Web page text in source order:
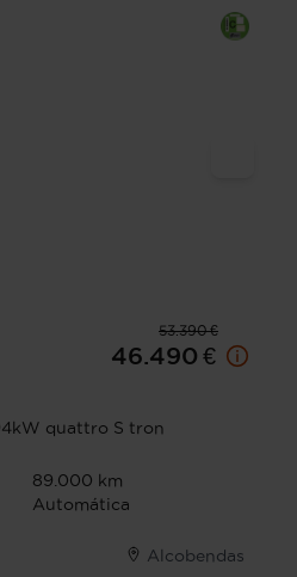
53.390 €
46.490 €
quattro S tron
89.000 km
Automática
Alcobendas